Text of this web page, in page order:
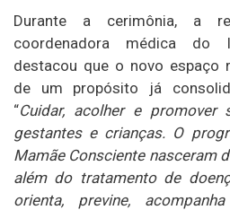
Durante a cerimônia, a
coordenadora médica do
destacou que o novo espaço
de um propósito já
“Cuidar, acolher e promover
gestantes e crianças. O
Mamãe Consciente nasceram
além do tratamento de
orienta, previne,